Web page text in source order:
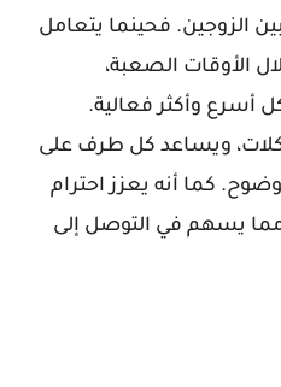
الزوجين. فحينما يتعامل
الأوقات الصعبة،
أسرع وأكثر فعالية.
ويساعد كل طرف على
كما أنه يعزز احترام
يسهم في التوصل إلى